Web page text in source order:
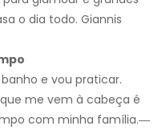
o dia todo. Giannis
e vou praticar.
me vem à cabeça é
com minha família.―